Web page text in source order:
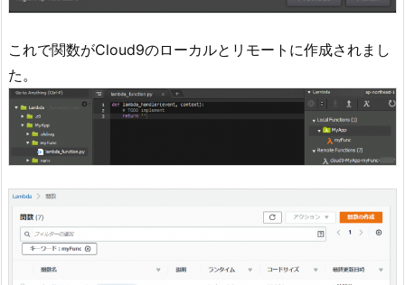
これで関数がCloud9のローカルとリモートに作成されまし
た。